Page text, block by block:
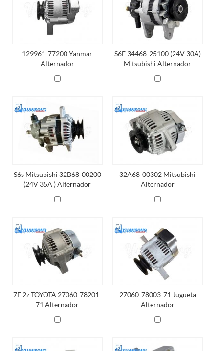
129961-77200 Yanmar
Alternador
S6E 34468-25100 (24V 30A)
Mitsubishi Alternador
S6s Mitsubishi 32B68-00200
(24V 35A ) Alternador
32A68-00302 Mitsubishi
Alternador
7F 2z TOYOTA 27060-78201-
71 Alternador
27060-78003-71 Jugueta
Alternador